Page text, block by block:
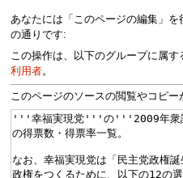
ナ
ビ
ゲ
ー
ョ
ン
動
検
索
に
移
あなたには「このページの編集」
の通りです:
この操作は、以下のグループに属
利用者。
このページのソースの閲覧やコピー